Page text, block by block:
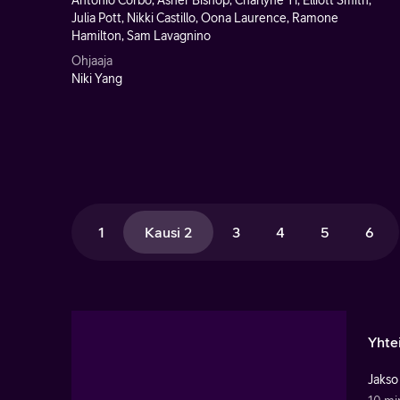
Julia Pott, Nikki Castillo, Oona Laurence, Ramone
Hamilton, Sam Lavagnino
Ohjaaja
Niki Yang
1 Kausi 2 3 4 5 6
Jakso